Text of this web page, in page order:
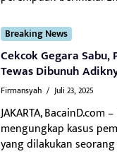
Breaking News
Cekcok Gegara
Tewas Dibunuh
Firmansyah / Juli 23, 2025
JAKARTA, BacainD.com
mengungkap kasus
yang dilakukan